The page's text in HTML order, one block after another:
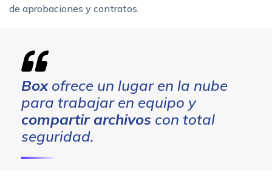
de aprobaciones y contratos.
Boxofrece un lugar en la nube
para trabajar en equipo y
compartir archivos con total
seguridad.